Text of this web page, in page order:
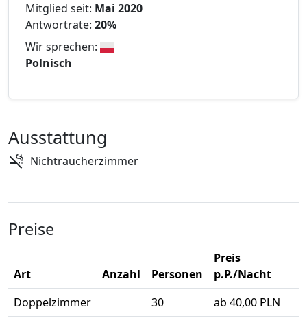
Mitglied seit: Mai 2020
Antwortrate: 20%
Wir sprechen:
Polnisch
Ausstattung
Nichtraucherzimmer
Preise
Art Anzahl Personen
Preis
p.P./Nacht
Doppelzimmer
30 ab 40,00 PLN